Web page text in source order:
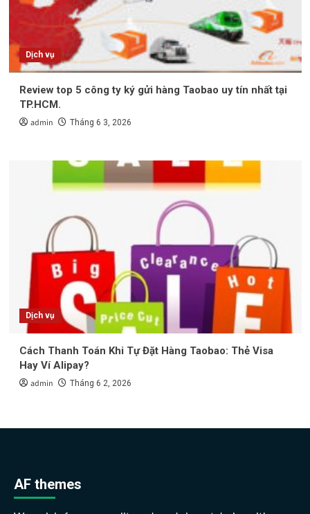
Dịch vụ
Review top 5 công ty ký gửi hàng Taobao uy tín nhất tại
TP.HCM.
admin Tháng 6 3, 2026
Dịch vụ
Cách Thanh Toán Khi Tự Đặt Hàng Taobao: Thẻ Visa
Hay Ví Alipay?
admin Tháng 6 2, 2026
AF themes